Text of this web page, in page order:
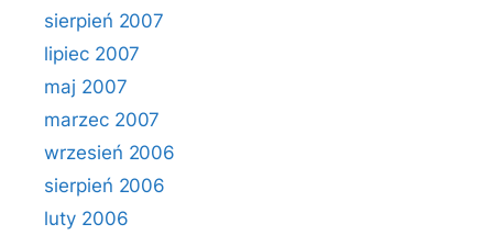
sierpień 2007
lipiec 2007
maj 2007
marzec 2007
wrzesień 2006
sierpień 2006
luty 2006